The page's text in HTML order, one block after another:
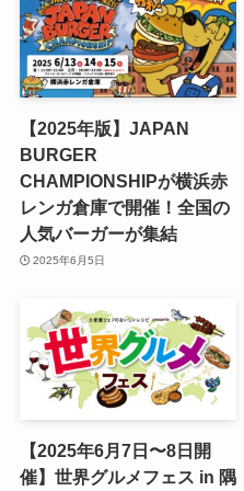
【2025年版】JAPAN
BURGER
CHAMPIONSHIPが横浜赤
レンガ倉庫で開催！全国の
人気バーガーが集結
2025年6月5日
【2025年6月7日〜8日開
催】世界グルメフェス in 隅